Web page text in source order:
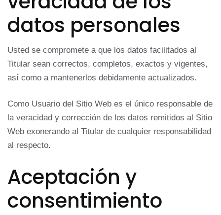
datos personales
Usted se compromete a que los datos facilitados al
Titular sean correctos, completos, exactos y vigentes,
así como a mantenerlos debidamente actualizados.
Como Usuario del Sitio Web es el único responsable de
la veracidad y corrección de los datos remitidos al Sitio
Web exonerando al Titular de cualquier responsabilidad
al respecto.
Aceptación y
consentimiento